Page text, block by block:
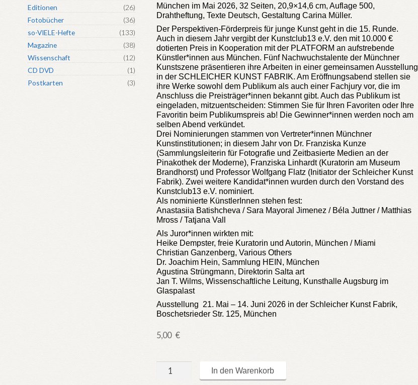
München im Mai 2026, 32 Seiten, 20,9×14,6 cm, Auflage 500,
Drahtheftung, Texte Deutsch, Gestaltung Carina Müller.
Der Perspektiven-Förderpreis für junge Kunst geht in die 15. Runde.
Auch in diesem Jahr vergibt der Kunstclub13 e.V. den mit 10.000 €
dotierten Preis in Kooperation mit der PLATFORM an aufstrebende
Künstler*innen aus München. Fünf Nachwuchstalente der Münchner
Kunstszene präsentieren ihre Arbeiten in einer gemeinsamen Ausstellung
in der SCHLEICHER KUNST FABRIK. Am Eröffnungsabend stellen sie
ihre Werke sowohl dem Publikum als auch einer Fachjury vor, die im
Anschluss die Preisträger*innen bekannt gibt. Auch das Publikum ist
eingeladen, mitzuentscheiden: Stimmen Sie für Ihren Favoriten oder Ihre
Favoritin beim Publikumspreis ab! Die Gewinner*innen werden noch am
selben Abend verkündet.
Drei Nominierungen stammen von Vertreter*innen Münchner
Kunstinstitutionen; in diesem Jahr von Dr. Franziska Kunze
(Sammlungsleiterin für Fotografie und Zeitbasierte Medien an der
Pinakothek der Moderne), Franziska Linhardt (Kuratorin am Museum
Brandhorst) und Professor Wolfgang Flatz (Initiator der Schleicher Kunst
Fabrik). Zwei weitere Kandidat*innen wurden durch den Vorstand des
Kunstclub13 e.V. nominiert.
Als nominierte KünstlerInnen stehen fest:
Anastasiia Batishcheva / Sara Mayoral Jimenez / Béla Juttner / Matthias
Mross / Tatjana Vall
Als Juror*innen wirkten mit:
Heike Dempster, freie Kuratorin und Autorin, München / Miami
Christian Ganzenberg, Various Others
Dr. Joachim Hein, Sammlung HEIN, München
Agustina Strüngmann, Direktorin Salta art
Jan T. Wilms, Wissenschaftliche Leitung, Kunsthalle Augsburg im
Glaspalast
Ausstellung 21. Mai – 14. Juni 2026 in der Schleicher Kunst Fabrik,
Boschetsrieder Str. 125, München
5,00 €
PerspektivenIn den Warenkorb
Editionen
(26)
Fotobücher
(36)
so-VIELE-Hefte
(133)
Magazine
(38)
Wissenschaft
(12)
CD DVD
(1)
Postkarten
(3)